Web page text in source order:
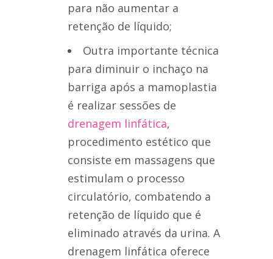
para não aumentar a
retenção de líquido;
Outra importante técnica
para diminuir o inchaço na
barriga após a mamoplastia
é realizar sessões de
drenagem linfática,
procedimento estético que
consiste em massagens que
estimulam o processo
circulatório, combatendo a
retenção de líquido que é
eliminado através da urina. A
drenagem linfática oferece